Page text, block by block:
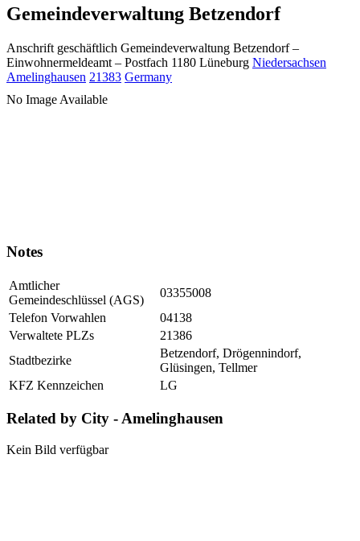
Gemeindeverwaltung Betzendorf
Anschrift geschäftlich Gemeindeverwaltung Betzendorf –
Einwohnermeldeamt – Postfach 1180 Lüneburg Niedersachsen
Amelinghausen 21383 Germany
No Image Available
Notes
Amtlicher
Gemeindeschlüssel (AGS)
03355008
Telefon Vorwahlen
04138
Verwaltete PLZs
21386
Stadtbezirke
Betzendorf, Drögennindorf,
Glüsingen, Tellmer
KFZ Kennzeichen
LG
Related by City - Amelinghausen
Kein Bild verfügbar